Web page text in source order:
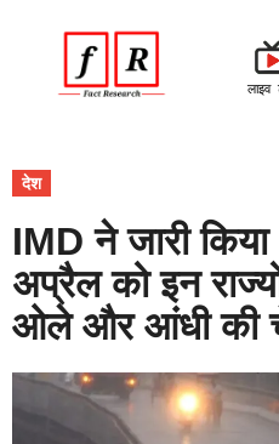
लाइव
देश
IMD ने जारी
अप्रैल को इन
ओले और आंधी की